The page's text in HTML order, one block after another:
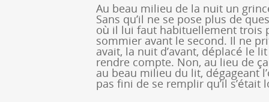
Au beau milieu de la nuit un
Sans qu’il ne se pose plus de
où il lui faut habituellement trois
sommier avant le second. Il ne
avait, la nuit d’avant, déplacé le
rendre compte. Non, au lieu de
au beau milieu du lit, dégageant
pas fini de se remplir qu’il